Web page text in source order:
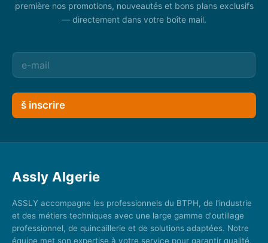
première nos promotions, nouveautés et bons plans exclusifs
— directement dans votre boîte mail.
š inscrire
Assly Algerie
ASSLY accompagne les professionnels du BTPH, de l'industrie
et des métiers techniques avec une large gamme d'outillage
professionnel, de quincaillerie et de solutions adaptées. Notre
équipe met son expertise à votre service pour garantir qualité,